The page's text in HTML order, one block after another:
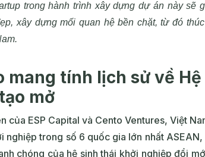
trong hành trình xây dựng dự án này sẽ
xây dựng mối quan hệ bền chặt, từ đó
mang tính lịch sử về
mở
của ESP Capital và Cento Ventures, Việt
nghiệp trong số 6 quốc gia lớn nhất
chóng của hệ sinh thái khởi nghiệp đổi